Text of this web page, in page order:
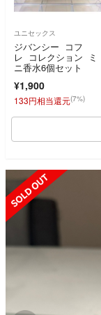
ユニセックス
ジバンシー コフ
レ コレクション ミ
ニ香水6個セット
¥1,900
133円相当還元(7%)